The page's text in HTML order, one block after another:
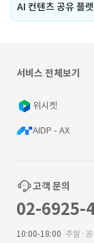
AI 컨텐츠 공유 플
서비스 전체보기
위시켓
AIDP - AX
고객 문의
02-6925-
10:00-18:00 주말·공